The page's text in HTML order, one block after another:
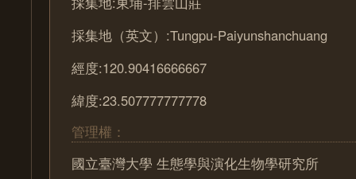
採集地（英文）:Tungpu-Paiyunshanchuang
經度:120.90416666667
緯度:23.507777777778
管理權：
國立臺灣大學 生態學與演化生物學研究所